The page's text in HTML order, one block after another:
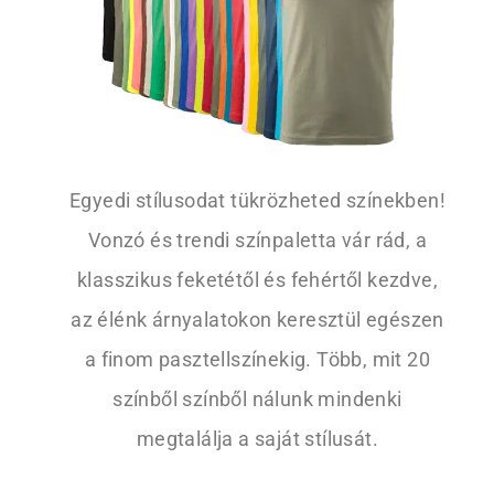
Egyedi stílusodat tükrözheted színekben!
Vonzó és trendi színpaletta vár rád, a
klasszikus feketétől és fehértől kezdve,
az élénk árnyalatokon keresztül egészen
a finom pasztellszínekig. Több, mit 20
színből színből nálunk mindenki
megtalálja a saját stílusát.